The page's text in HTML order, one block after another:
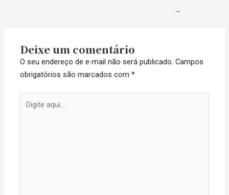
→
Deixe um comentário
O seu endereço de e-mail não será publicado. Campos
obrigatórios são marcados com*
aqui...